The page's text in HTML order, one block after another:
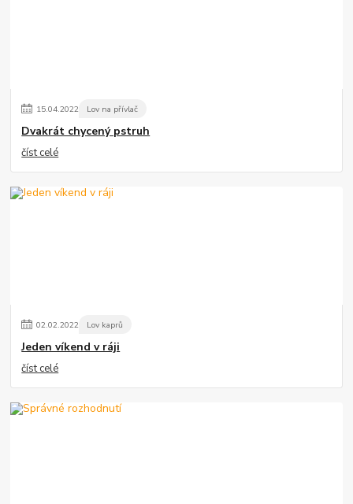
15.04.2022 Lov na přívlač
Dvakrát chycený pstruh
číst celé
02.02.2022 Lov kaprů
Jeden víkend v ráji
číst celé